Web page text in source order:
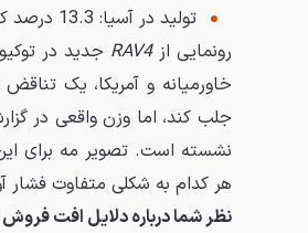
تولید در آسیا: 13.3 درصد کاهش
رونمایی ازRAV4 جدید در
خاورمیانه و آمریکا، یک
جلب کند، اما وزن واقعی در
نشسته است. تصویر مه برای
هر کدام به شکلی متفاوت فشار
نظر شما درباره دلایل افت